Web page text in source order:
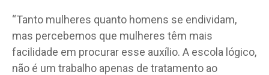
“Tanto mulheres quanto homens se endividam,
mas percebemos que mulheres têm mais
facilidade em procurar esse auxílio. A escola lógico,
não é um trabalho apenas de tratamento ao